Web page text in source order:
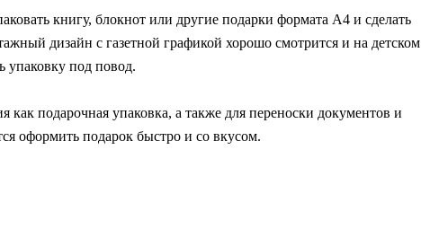
книгу, блокнот или другие подарки формата А4 и сделать
дизайн с газетной графикой хорошо смотрится и на детском
упаковку под повод.
подарочная упаковка, а также для переноски документов и
оформить подарок быстро и со вкусом.